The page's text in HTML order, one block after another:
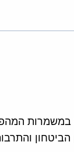
במשמרות
הביטחון